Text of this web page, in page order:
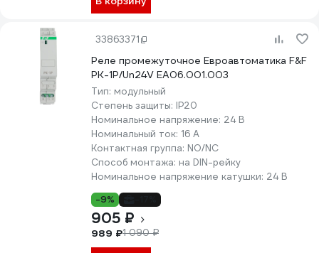
33863371
Реле промежуточное Евроавтоматика F&F
PK-1P/Un24V EA06.001.003
Тип: модульный
Степень защиты: IP20
Номинальное напряжение: 24 В
Номинальный ток: 16 А
Контактная группа: NO/NC
Способ монтажа: на DIN-рейку
Номинальное напряжение катушки: 24 В
-9%
905 ₽
989 ₽1 090 ₽